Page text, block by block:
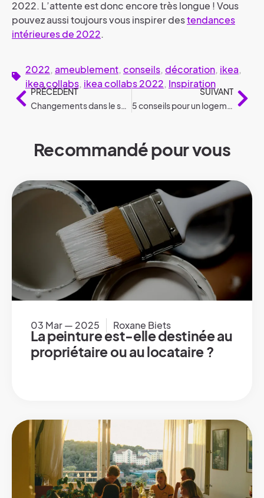
2022. L’attente est donc encore très longue ! Vous
pouvez aussi toujours vous inspirer destendances
intérieures de 2022.
2022, ameublement, conseils, décoration, ikea,
ikea collabs, ikea collabs 2022, Inspiration
PRÉCÉDENT
Changements dans le secteur du logement en 2022
SUIVANT
5 conseils pour un logement locatif économe en énergie
Recommandé pour vous
03 Mar — 2025 Roxane Biets
La peinture est-elle destinée au
propriétaire ou au locataire ?